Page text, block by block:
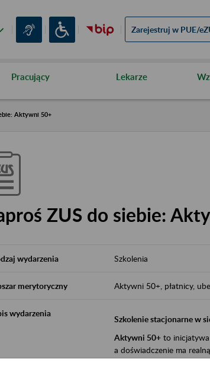
Zarejestruj w PUE/
Pracujący Lekarze
Aktywni 50+
ZUS do siebie:
wydarzenia Szkolenia
merytoryczny Aktywni 50+, płatnicy,
wydarzenia
Szkolenie stacjonarne w
Aktywni 50+to inicjatywa
a doświadczenie ma
promocja